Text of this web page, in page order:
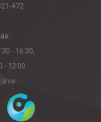
472
- 16:30,
- 12:00